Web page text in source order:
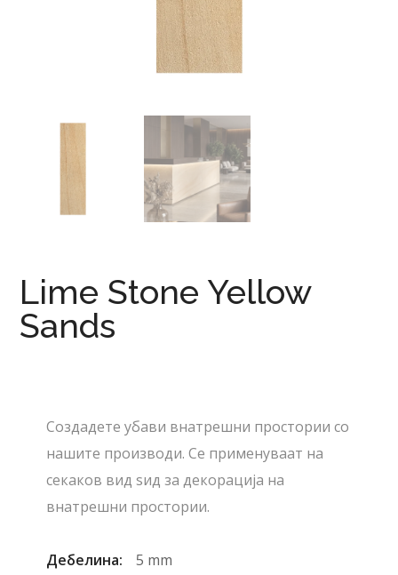
Lime Stone Yellow
Sands
Создадете убави внатрешни простории со
нашите производи. Се применуваат на
секаков вид ѕид за декорација на
внатрешни простории.
Дебелина: 5 mm